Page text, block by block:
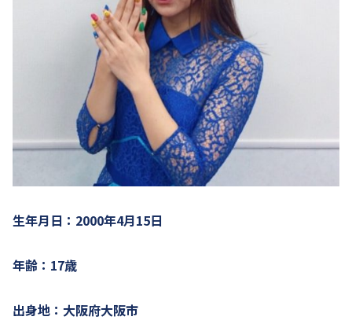
生年月日：2000年4月15日
年齢：17歳
出身地：大阪府大阪市